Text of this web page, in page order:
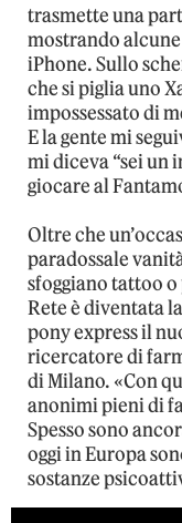
trasmette una
mostrando
iPhone. Sullo
che si piglia uno
impossessato di
E la gente mi
mi diceva “sei un
giocare al
Oltre che
paradossale
sfoggiano tattoo
Rete è diventata
pony express il
ricercatore di
di Milano. «Con
anonimi pieni di
Spesso sono
oggi in Europa
sostanze